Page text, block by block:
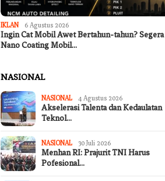
IKLAN 6 Agustus 2026
Ingin Cat Mobil Awet Bertahun-tahun? Segera
Nano Coating Mobil…
NASIONAL
NASIONAL 4 Agustus 2026
Akselerasi Talenta dan Kedaulatan
Teknol…
NASIONAL 30 Juli 2026
Menhan RI: Prajurit TNI Harus
Pofesional…